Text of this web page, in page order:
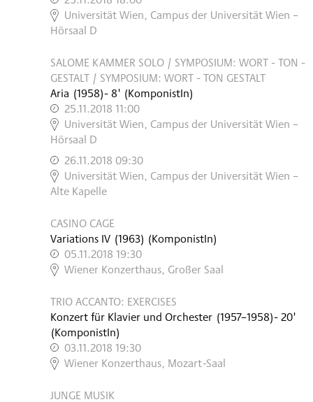
,
Universität Wien, Campus der Universität Wien –
Hörsaal D
SALOME KAMMER SOLO / SYMPOSIUM: WORT - TON -
GESTALT / SYMPOSIUM: WORT - TON GESTALT
Aria (1958)- 8' (KomponistIn)
25.11.2018 11:00
,
Universität Wien, Campus der Universität Wien –
Hörsaal D
26.11.2018 09:30
,
Universität Wien, Campus der Universität Wien –
Alte Kapelle
CASINO CAGE
Variations IV (1963) (KomponistIn)
05.11.2018 19:30
,
Wiener Konzerthaus, Großer Saal
TRIO ACCANTO: EXERCISES
Konzert für Klavier und Orchester (1957–1958)- 20'
(KomponistIn)
03.11.2018 19:30
,
Wiener Konzerthaus, Mozart-Saal
JUNGE MUSIK